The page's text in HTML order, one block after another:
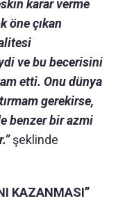
karar verme
öne çıkan
ve bu becerisini
etti. Onu dünya
gerekirse,
benzer bir azmi
şeklinde
KAZANMASI”